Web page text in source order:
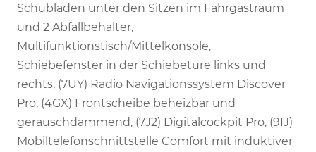
Schubladen unter den Sitzen im Fahrgastraum
und 2 Abfallbehälter,
Multifunktionstisch/Mittelkonsole,
Schiebefenster in der Schiebetüre links und
rechts, (7UY) Radio Navigationssystem Discover
Pro, (4GX) Frontscheibe beheizbar und
geräuschdämmend, (7J2) Digitalcockpit Pro, (9IJ)
Mobiltelefonschnittstelle Comfort mit induktiver